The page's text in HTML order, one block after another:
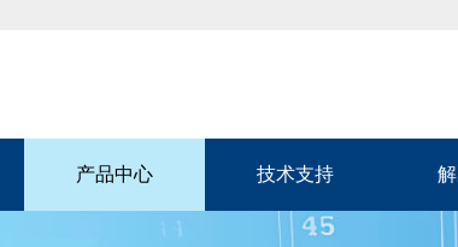
产品中心 技术支持